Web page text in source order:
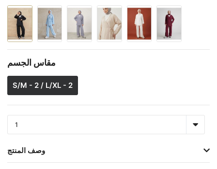
مقاس الجسم
S/M - 2 / L/XL - 2
وصف المنتج